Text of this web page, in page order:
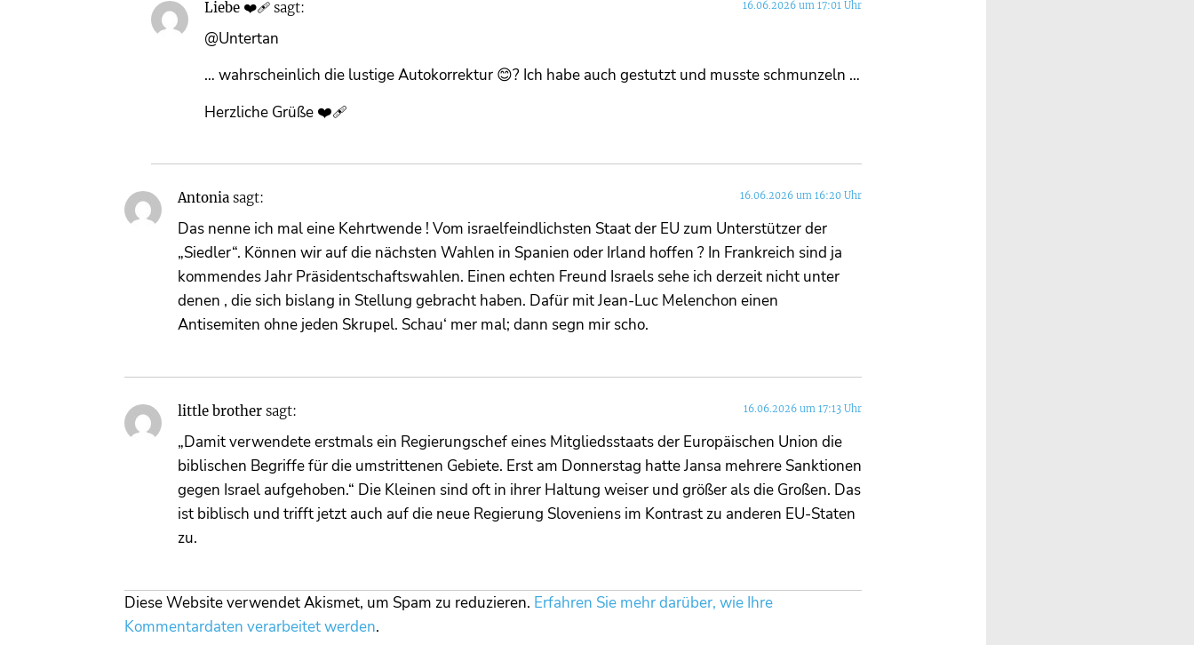
Liebe ❤️‍🩹 sagt: 16.06.2026 um 17:01 Uhr
@Untertan
… wahrscheinlich die lustige Autokorrektur 😊? Ich habe auch gestutzt und musste schmunzeln …
Herzliche Grüße ❤️‍🩹
Antonia sagt: 16.06.2026 um 16:20 Uhr
Das nenne ich mal eine Kehrtwende ! Vom israelfeindlichsten Staat der EU zum Unterstützer der
„Siedler“. Können wir auf die nächsten Wahlen in Spanien oder Irland hoffen ? In Frankreich sind ja
kommendes Jahr Präsidentschaftswahlen. Einen echten Freund Israels sehe ich derzeit nicht unter
denen , die sich bislang in Stellung gebracht haben. Dafür mit Jean-Luc Melenchon einen
Antisemiten ohne jeden Skrupel. Schau‘ mer mal; dann segn mir scho.
little brother sagt: 16.06.2026 um 17:13 Uhr
„Damit verwendete erstmals ein Regierungschef eines Mitgliedsstaats der Europäischen Union die
biblischen Begriffe für die umstrittenen Gebiete. Erst am Donnerstag hatte Jansa mehrere Sanktionen
gegen Israel aufgehoben.“ Die Kleinen sind oft in ihrer Haltung weiser und größer als die Großen. Das
ist biblisch und trifft jetzt auch auf die neue Regierung Sloveniens im Kontrast zu anderen EU-Staten
zu.
Diese Website verwendet Akismet, um Spam zu reduzieren. Erfahren Sie mehr darüber, wie Ihre
Kommentardaten verarbeitet werden.